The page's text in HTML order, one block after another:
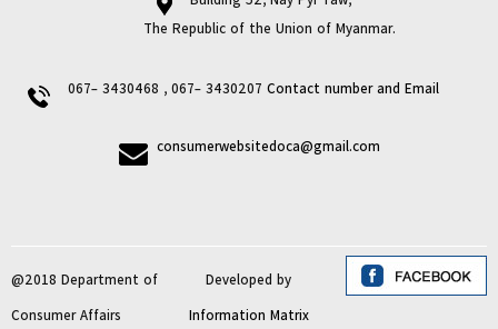
The Republic of the Union of Myanmar.
067- 3430468 , 067- 3430207 Contact number and Email
consumerwebsitedoca@gmail.com
@2018 Department of
Consumer Affairs
Developed by
Information Matrix